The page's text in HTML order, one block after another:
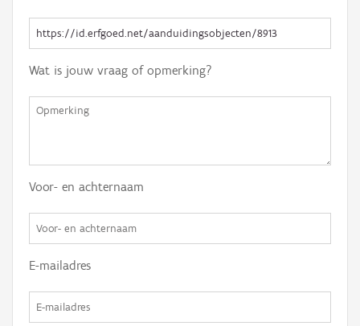
Wat is jouw vraag of opmerking?
Voor- en achternaam
E-mailadres